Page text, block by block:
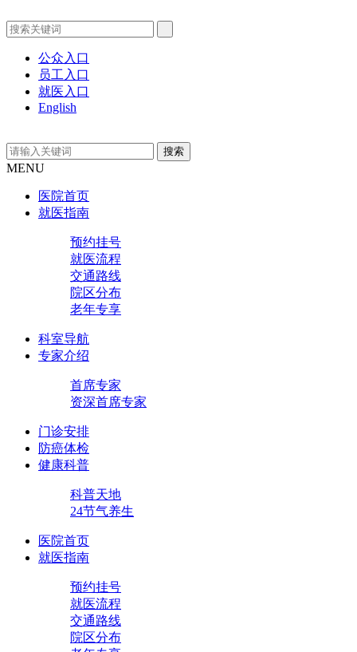
公众入口
员工入口
就医入口
English
MENU
医院首页
就医指南
预约挂号
就医流程
交通路线
院区分布
老年专享
科室导航
专家介绍
首席专家
资深首席专家
门诊安排
防癌体检
健康科普
科普天地
24节气养生
医院首页
就医指南
预约挂号
就医流程
交通路线
院区分布